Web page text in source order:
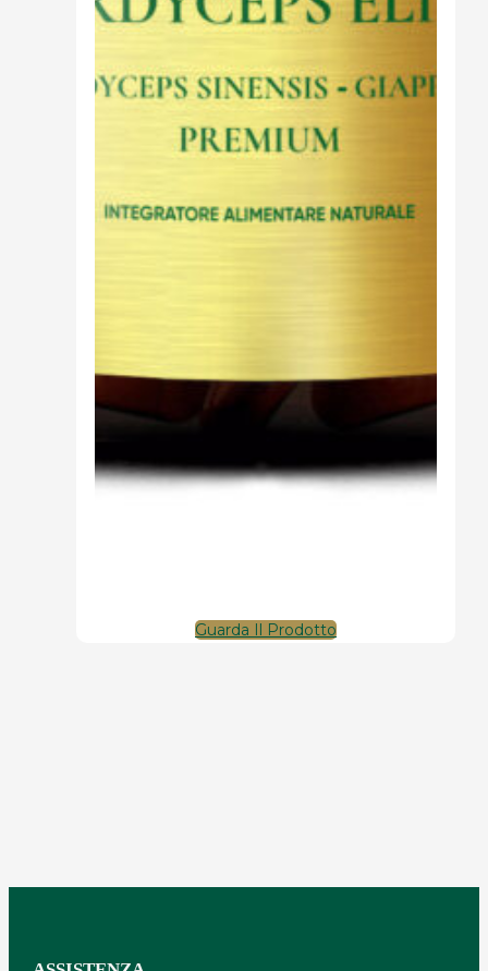
Guarda Il Prodotto